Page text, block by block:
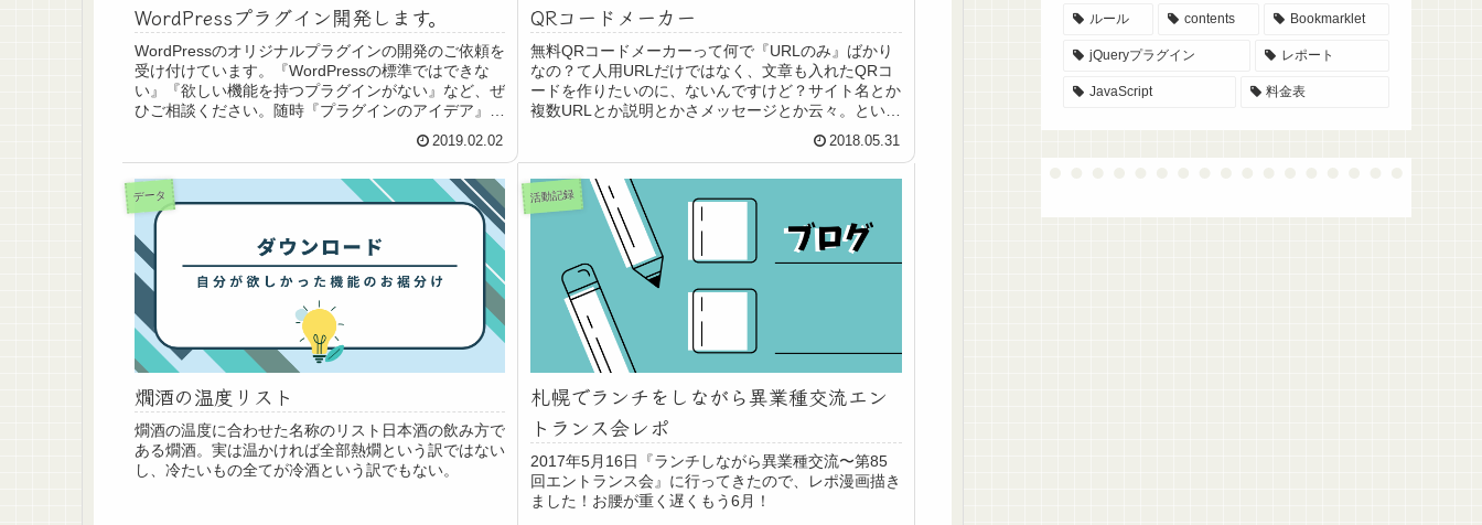
WordPressプラグイン開発します。
WordPressのオリジナルプラグインの開発のご依頼を
受け付けています。『WordPressの標準ではできな
い』『欲しい機能を持つプラグインがない』など、ぜ
ひご相談ください。随時『プラグインのアイデア』や
2019.02.02
QRコードメーカー
無料QRコードメーカーって何で『URLのみ』ばかり
なの？て人用URLだけではなく、文章も入れたQRコ
ードを作りたいのに、ないんですけど？サイト名とか
複数URLとか説明とかさメッセージとか云々。という
2018.05.31
データ
燗酒の温度リスト
燗酒の温度に合わせた名称のリスト日本酒の飲み方で
ある燗酒。実は温かければ全部熱燗という訳ではない
し、冷たいもの全てが冷酒という訳でもない。
活動記録
札幌でランチをしながら異業種交流エン
トランス会レポ
2017年5月16日『ランチしながら異業種交流〜第85
回エントランス会』に行ってきたので、レポ漫画描き
ました！お腰が重く遅くもう6月！
ルール contents Bookmarklet
jQueryプラグイン レポート
JavaScript 料金表